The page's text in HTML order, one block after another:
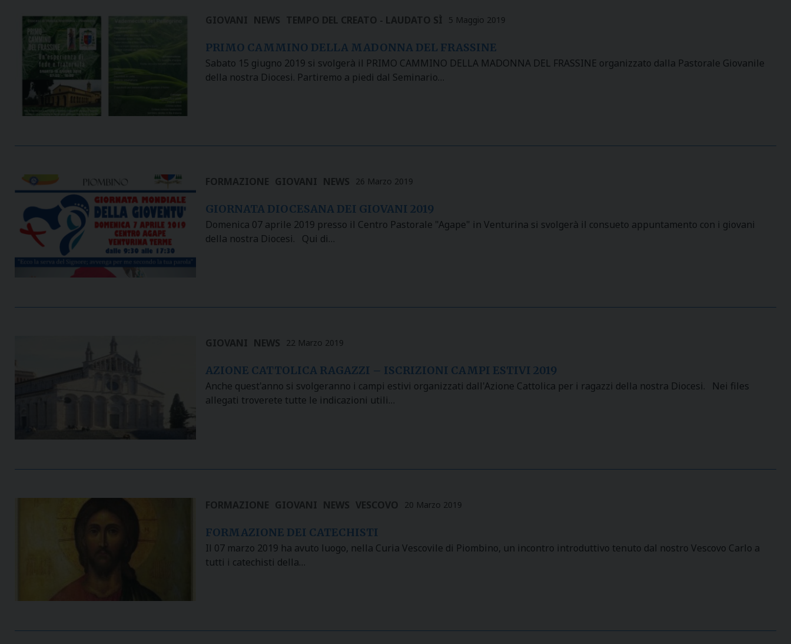
GIOVANI NEWS TEMPO DEL CREATO - LAUDATO SÌ 5 Maggio 2019
PRIMO CAMMINO DELLA MADONNA DEL FRASSINE
Sabato 15 giugno 2019 si svolgerà il PRIMO CAMMINO DELLA MADONNA DEL FRASSINE organizzato dalla Pastorale Giovanile
della nostra Diocesi. Partiremo a piedi dal Seminario…
FORMAZIONE GIOVANI NEWS 26 Marzo 2019
GIORNATA DIOCESANA DEI GIOVANI 2019
Domenica 07 aprile 2019 presso il Centro Pastorale "Agape" in Venturina si svolgerà il consueto appuntamento con i giovani
della nostra Diocesi. Qui di…
GIOVANI NEWS 22 Marzo 2019
AZIONE CATTOLICA RAGAZZI – ISCRIZIONI CAMPI ESTIVI 2019
Anche quest'anno si svolgeranno i campi estivi organizzati dall'Azione Cattolica per i ragazzi della nostra Diocesi. Nei files
allegati troverete tutte le indicazioni utili…
FORMAZIONE GIOVANI NEWS VESCOVO 20 Marzo 2019
FORMAZIONE DEI CATECHISTI
Il 07 marzo 2019 ha avuto luogo, nella Curia Vescovile di Piombino, un incontro introduttivo tenuto dal nostro Vescovo Carlo a
tutti i catechisti della…